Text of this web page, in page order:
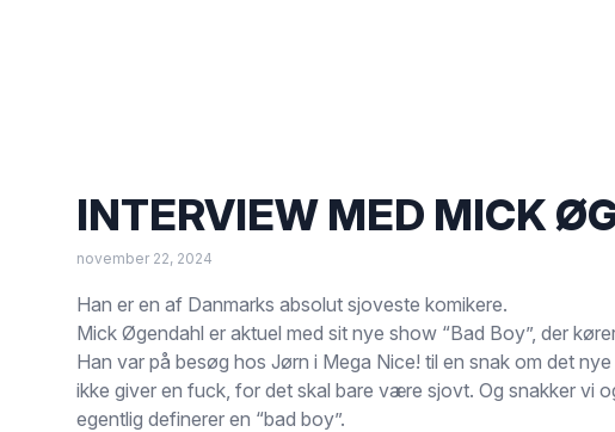
INTERVIEW MED MICK
november 22, 2024
Han er en af Danmarks absolut sjoveste komikere.
Mick Øgendahl er aktuel med sit nye show “Bad Boy”, der
Han var på besøg hos Jørn i Mega Nice! til en snak om det
ikke giver en fuck, for det skal bare være sjovt. Og snakker vi
egentlig definerer en “bad boy”.